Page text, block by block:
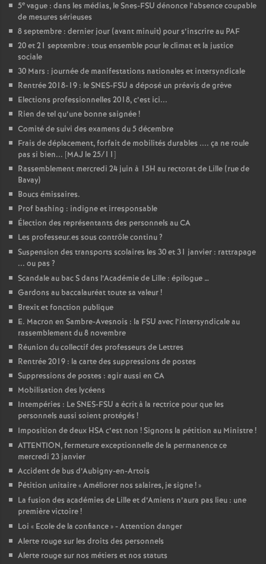
5e vague : dans les médias, le Snes-FSU dénonce l’absence coupable
de mesures sérieuses
8 septembre : dernier jour (avant minuit) pour s’inscrire au PAF
20 et 21 septembre : tous ensemble pour le climat et la justice
sociale
30 Mars : journée de manifestations nationales et intersyndicale
Rentrée 2018-19 : le SNES-FSU a déposé un préavis de grève
Elections professionnelles 2018, c’est ici...
Rien de tel qu’une bonne saignée!
Comité de suivi des examens du 5 décembre
Frais de déplacement, forfait de mobilités durables .... ça ne roule
pas si bien... [MAJ le 25/11]
Rassemblement mercredi 24 juin à 15H au rectorat de Lille (rue de
Bavay)
Boucs émissaires.
Prof bashing : indigne et irresponsable
Élection des représentants des personnels au CA
Les professeur.es sous contrôle continu?
Suspension des transports scolaires les 30 et 31 janvier : rattrapage
... ou pas ?
Scandale au bac S dans l’Académie de Lille : épilogue …
Gardons au baccalauréat toute sa valeur!
Brexit et fonction publique
E. Macron en Sambre-Avesnois : la FSU avec l’intersyndicale au
rassemblement du 8 novembre
Réunion du collectif des professeurs de Lettres
Rentrée 2019 : la carte des suppressions de postes
Suppressions de postes : agir aussi en CA
Mobilisation des lycéens
Intempéries : Le SNES-FSU a écrit à la rectrice pour que les
personnels aussi soient protégés !
Imposition de deux HSA c’est non ! Signons la pétition au Ministre!
ATTENTION, fermeture exceptionnelle de la permanence ce
mercredi 23 janvier
Accident de bus d’Aubigny-en-Artois
Pétition unitaire «Améliorer nos salaires, je signe!»
La fusion des académies de Lille et d’Amiens n’aura pas lieu : une
première victoire!
Loi « Ecole de la confiance» - Attention danger
Alerte rouge sur les droits des personnels
Alerte rouge sur nos métiers et nos statuts